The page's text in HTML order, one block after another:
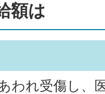
額は
われ受傷し、